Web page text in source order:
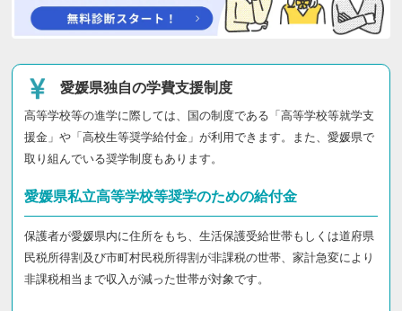
愛媛県独自の学費支援制度
高等学校等の進学に際しては、国の制度である「高等学校等就学支
援金」や「高校生等奨学給付金」が利用できます。また、愛媛県で
取り組んでいる奨学制度もあります。
愛媛県私立高等学校等奨学のための給付金
保護者が愛媛県内に住所をもち、生活保護受給世帯もしくは道府県
民税所得割及び市町村民税所得割が非課税の世帯、家計急変により
非課税相当まで収入が減った世帯が対象です。